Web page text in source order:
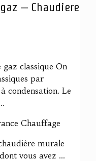
– Chaudiere
classique On
par
condensation. Le
Chauffage
murale
vous avez ...